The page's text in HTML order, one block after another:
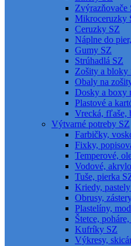
Zvýrazňovače
Mikroceruzky
Ceruzky SZ
Náplne do
Gumy SZ
Strúhadlá SZ
Zošity a bloky
Obaly na
Dosky a boxy
Plastové a
Vrecká, fľaše,
Výtvarné potreby SZ
Farbičky,
Fixky,
Temperové,
Vodové,
Tuše, pierka
Kriedy,
Obrusy,
Plastelíny,
Štetce,
Kufríky SZ
Výkresy,